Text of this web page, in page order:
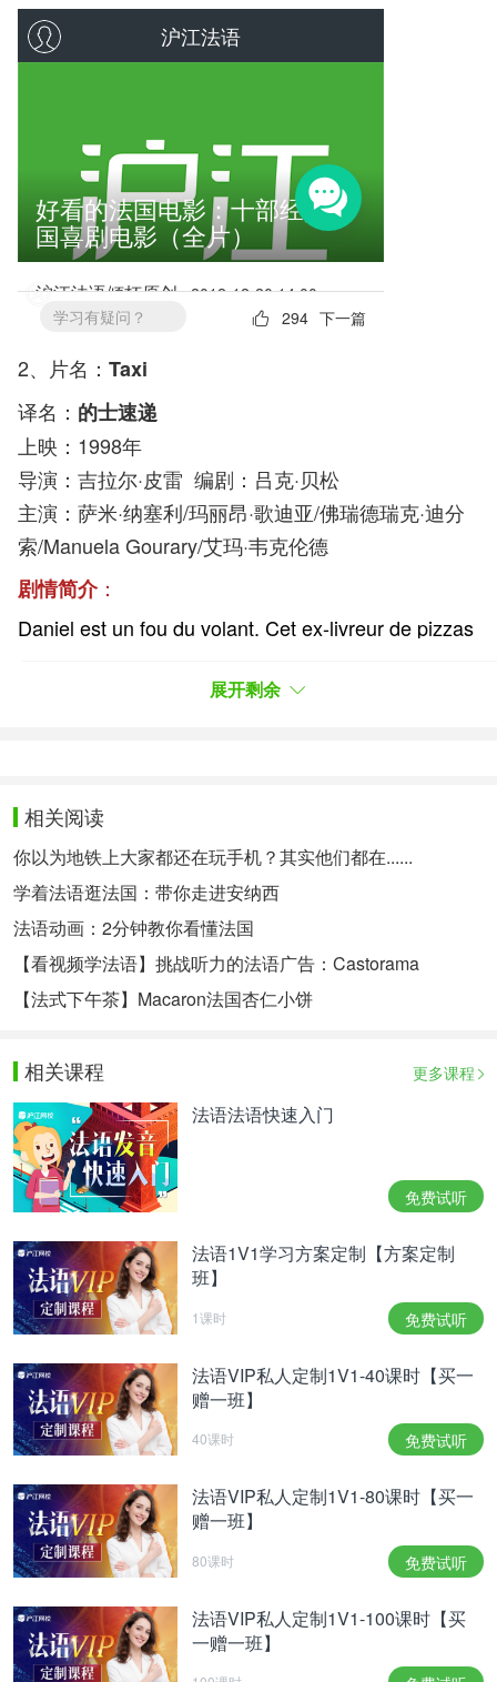
2、片名： Taxi
译名： 的士速递
上映：1998年
导演：吉拉尔·皮雷 编剧：吕克·贝松
主演：萨米·纳塞利/玛丽昂·歌迪亚/佛瑞德瑞克·迪分
索/Manuela Gourary/艾玛·韦克伦德
剧情简介：
Daniel est un fou du volant. Cet ex-livreur de pizzas
aux radars les plus perfectionnés. Pourtant, un jour,
il croise la route d'Emilien, policier recalé pour la
braqueurs de banques qui écume les
丹尼尔是一位有点疯狂的快车手。之前是披萨快递
员，如今成为了出租车司机，非常了解如何躲避最完
美的雷达设施。然而有一天，他遇到了警察艾米，这
个家伙考了八次驾照都没通过。为了保住自己的出租
车，丹尼尔接受了艾米的建议：帮助他破解一群在改
装的彪悍车上洗劫城市的银行劫匪团伙。
- Je voudrais pas qu’on vous enlève votre permis à
cause de moi...
- Vous inquiétez pas m’sieur, j’l’ai pas le permis.
-我不想您因为我的原因而被吊销驾照……
-不用担心，先生，我都没有驾照。
《TAXI》第一部观影人数高达640万，票房过亿，也
曾一度是法国电影票房的象征。影片不管是语速还是
情节，都设定得相当紧凑，绝对毫无尿点。飙车+笨
蛋警察+搞笑司机……，独特的法式幽默和自嘲也会
让你笑到直不起腰。
《的士速递1》在线完整观看：
展开剩余
相关阅读
你以为地铁上大家都还在玩手机？其实他们都在......
学着法语逛法国：带你走进安纳西
法语动画：2分钟教你看懂法国
【看视频学法语】挑战听力的法语广告：Castorama
【法式下午茶】Macaron法国杏仁小饼
相关课程 更多课程
法语法语快速入门
免费试听
法语1V1学习方案定制【方案定制
班】
1课时 免费试听
法语VIP私人定制1V1-40课时【买一
赠一班】
40课时 免费试听
法语VIP私人定制1V1-80课时【买一
赠一班】
80课时 免费试听
法语VIP私人定制1V1-100课时【买
一赠一班】